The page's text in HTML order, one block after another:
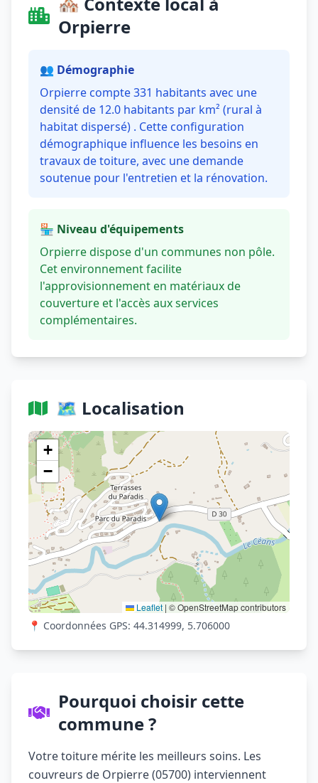
Orpierre
👥 Démographie
Orpierre compte 331 habitants avec une
densité de 12.0 habitants par km² (rural à
habitat dispersé) . Cette configuration
démographique influence les besoins en
travaux de toiture, avec une demande
soutenue pour l'entretien et la rénovation.
🏪 Niveau d'équipements
Orpierre dispose d'un communes non pôle.
Cet environnement facilite
l'approvisionnement en matériaux de
couverture et l'accès aux services
complémentaires.
🗺️ Localisation
+
−
Leaflet | © OpenStreetMap contributors
Voir sur OpenStreetMap
📍 Coordonnées GPS: 44.314999, 5.706000
Pourquoi choisir cette
commune ?
Votre toiture mérite les meilleurs soins. Les
couvreurs de Orpierre (05700) interviennent